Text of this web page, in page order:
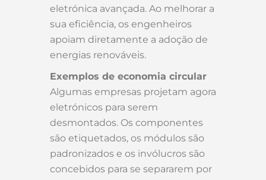
eletrónica avançada. Ao melhorar a
sua eficiência, os engenheiros
apoiam diretamente a adoção de
energias renováveis.
Exemplos de economia circular
Algumas empresas projetam agora
eletrónicos para serem
desmontados. Os componentes
são etiquetados, os módulos são
padronizados e os invólucros são
concebidos para se separarem por